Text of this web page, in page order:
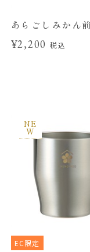
あらごしみかん
¥2,200税込
NE
W
EC限定